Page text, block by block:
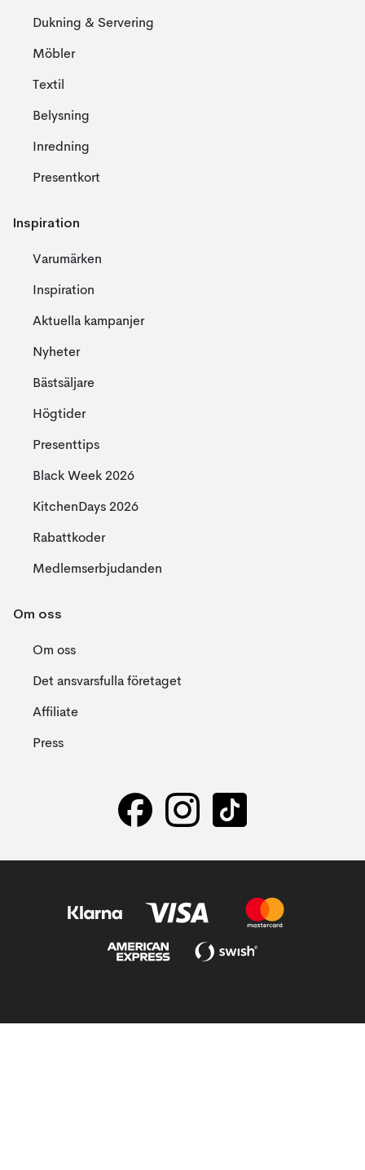
Dukning & Servering
Möbler
Textil
Belysning
Inredning
Presentkort
Inspiration
Varumärken
Inspiration
Aktuella kampanjer
Nyheter
Bästsäljare
Högtider
Presenttips
Black Week 2026
KitchenDays 2026
Rabattkoder
Medlemserbjudanden
Om oss
Om oss
Det ansvarsfulla företaget
Affiliate
Press